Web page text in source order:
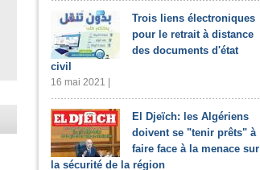
Trois liens électroniques
pour le retrait à distance
des documents d'état
civil
16 mai 2021 |
El Djeïch: les Algériens
doivent se "tenir prêts" à
faire face à la menace sur
la sécurité de la région